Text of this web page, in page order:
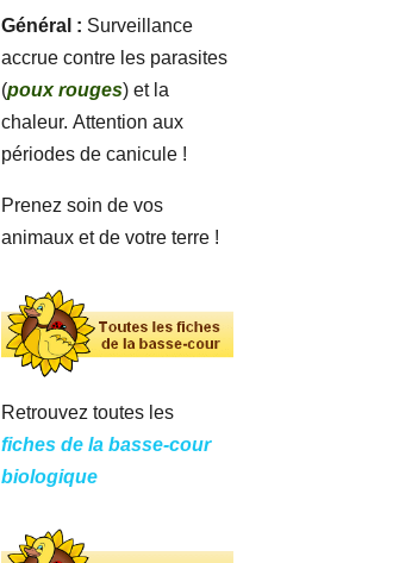
Général : Surveillance
accrue contre les parasites
(poux rouges) et la
chaleur. Attention aux
périodes de canicule !
Prenez soin de vos
animaux et de votre terre !
Retrouvez toutes les
fiches de la basse-cour
biologique